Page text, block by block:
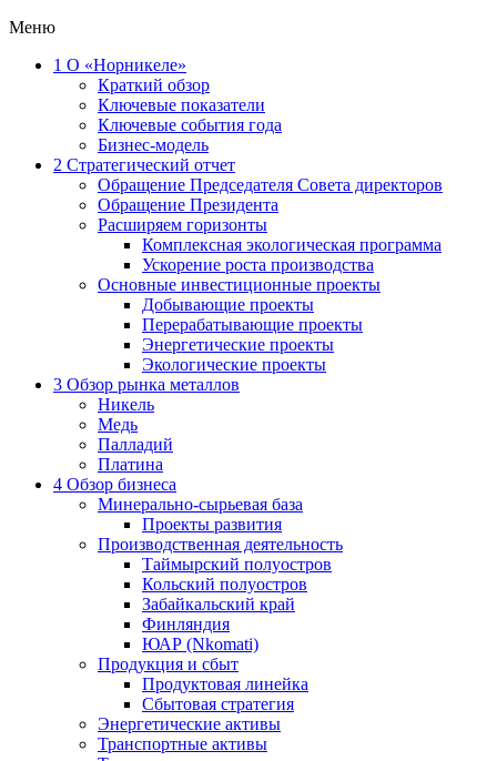
Меню
1 О «Норникеле»
Краткий обзор
Ключевые показатели
Ключевые события года
Бизнес-модель
2 Стратегический отчет
Обращение Председателя Совета директоров
Обращение Президента
Расширяем горизонты
Комплексная экологическая программа
Ускорение роста производства
Основные инвестиционные проекты
Добывающие проекты
Перерабатывающие проекты
Энергетические проекты
Экологические проекты
3 Обзор рынка металлов
Никель
Медь
Палладий
Платина
4 Обзор бизнеса
Минерально-сырьевая база
Проекты развития
Производственная деятельность
Таймырский полуостров
Кольский полуостров
Забайкальский край
Финляндия
ЮАР (Nkomati)
Продукция и сбыт
Продуктовая линейка
Сбытовая стратегия
Энергетические активы
Транспортные активы